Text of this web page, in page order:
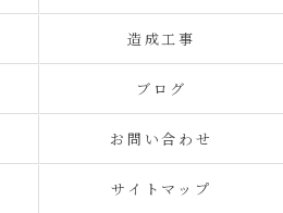
造成工事
ブログ
お問い合わせ
サイトマップ